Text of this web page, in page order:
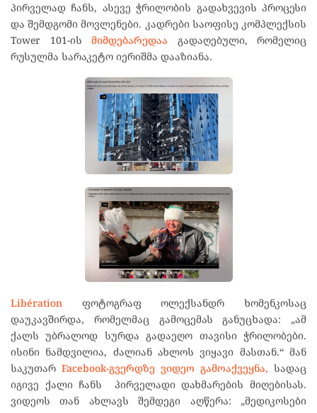
პირველად ჩანს, ასევე ჭრილობის გადახვევის პროცესი
და შემდგომი მოვლენები. კადრები საოფისე კომპლექსის
Tower 101-ის მიმდებარედაა გადაღებული, რომელიც
რუსულმა სარაკეტო იერიშმა დააზიანა.
Libération ფოტოგრაფ ოლექსანდრ ხომენკოსაც
დაუკავშირდა, რომელმაც გამოცემას განუცხადა: „ამ
ქალს უბრალოდ სურდა გადაეღო თავისი ჭრილობები.
ისინი ნამდვილია, ძალიან ახლოს ვიყავი მასთან.“ მან
საკუთარ Facebook-გვერდზე ვიდეო გამოაქვეყნა, სადაც
იგივე ქალი ჩანს პირველადი დახმარების მიღებისას.
ვიდეოს თან ახლავს შემდეგი აღწერა: „მედიკოსები